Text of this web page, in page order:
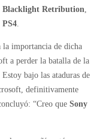
Blacklight Retribution,
PS4.
la importancia de dicha
a perder la batalla de la
bajo las ataduras de
definitivamente
“Creo queSony